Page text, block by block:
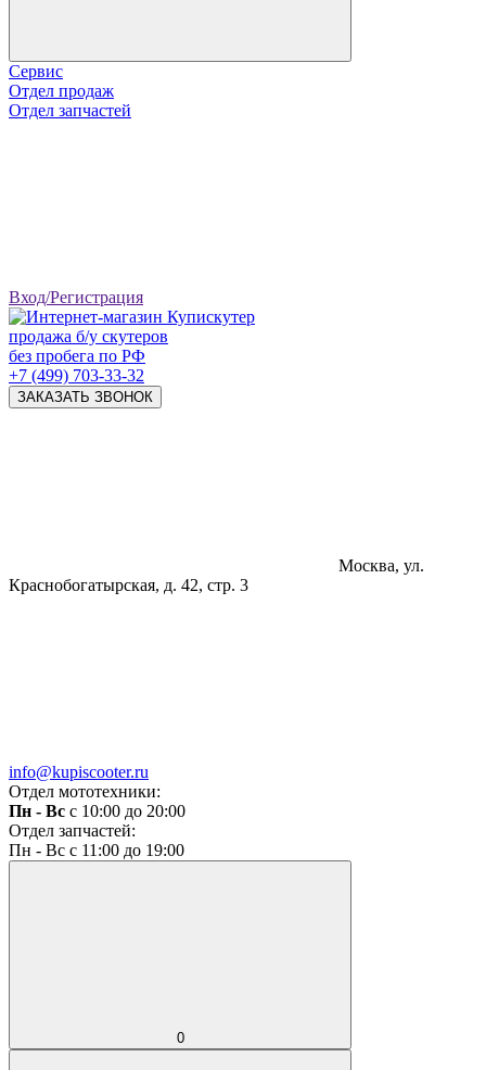
Сервис
Отдел продаж
Отдел запчастей
Вход/Регистрация
продажа б/у скутеров
без пробега по РФ
+7 (499) 703-33-32
ЗАКАЗАТЬ ЗВОНОК
Москва, ул.
Краснобогатырская, д. 42, стр. 3
info@kupiscooter.ru
Отдел мототехники:
Пн - Вс с 10:00 до 20:00
Отдел запчастей:
Пн - Вс с 11:00 до 19:00
0